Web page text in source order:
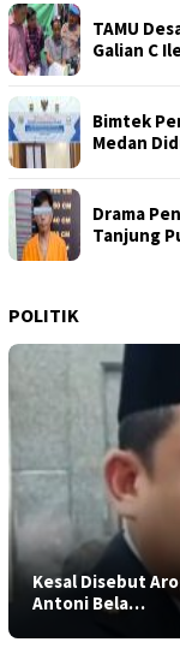
TAMU
Galian C
Bimtek
Medan
Drama
Tanjung
POLITIK
Kesal Disebut
Antoni Bela…